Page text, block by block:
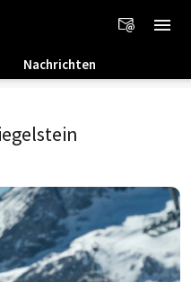
Nachrichten